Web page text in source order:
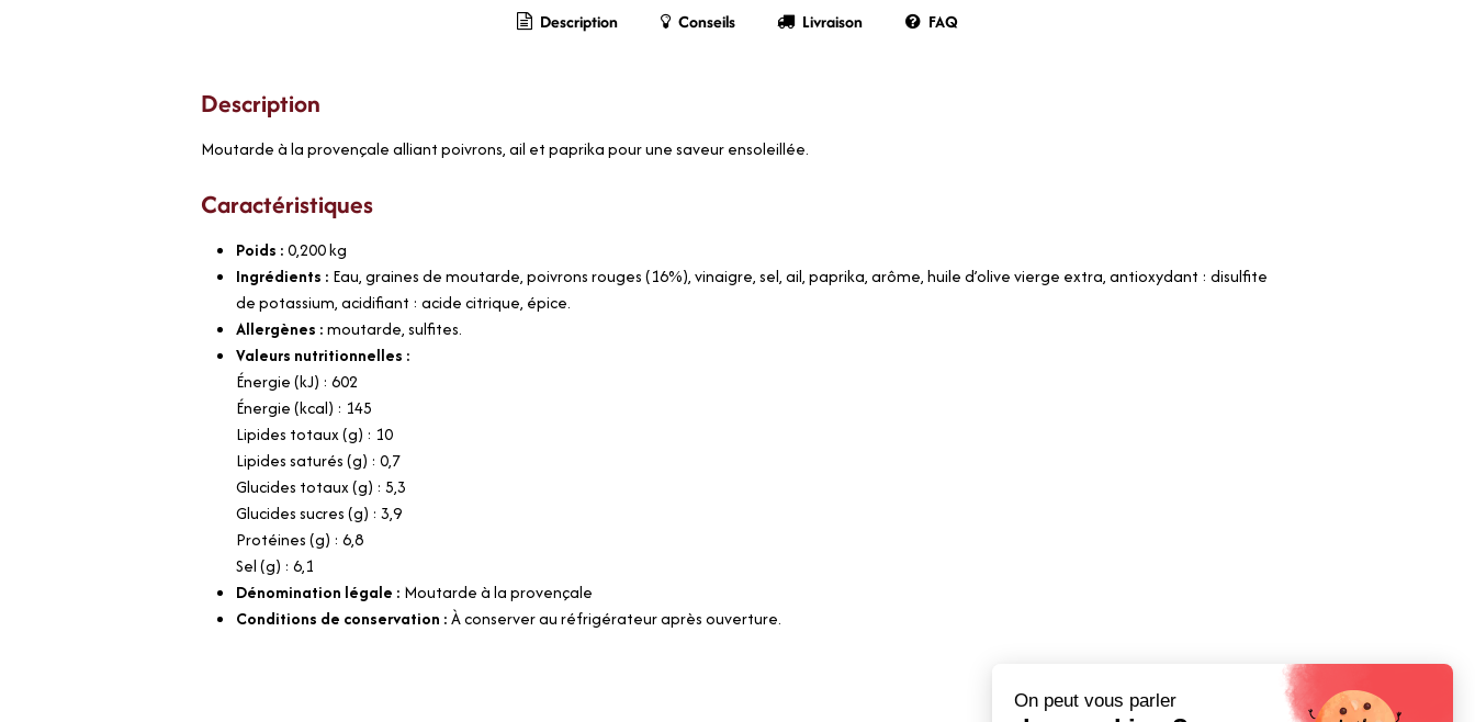
Description Conseils Livraison FAQ
Description
Moutarde à la provençale alliant poivrons, ail et paprika pour une saveur ensoleillée.
Caractéristiques
Poids :0,200kg
Ingrédients : Eau, graines de moutarde, poivrons rouges (16%), vinaigre, sel, ail, paprika, arôme, huile d’olive vierge extra, antioxydant : disulfite
de potassium, acidifiant : acide citrique, épice.
Allergènes :moutarde, sulfites.
Valeurs nutritionnelles :
Énergie (kJ) : 602
Énergie (kcal) : 145
Lipides totaux (g) : 10
Lipides saturés (g) : 0,7
Glucides totaux (g) : 5,3
Glucides sucres (g) : 3,9
Protéines (g) : 6,8
Sel (g) : 6,1
Dénomination légale : Moutarde à la provençale
Conditions de conservation :À conserver au réfrigérateur après ouverture.